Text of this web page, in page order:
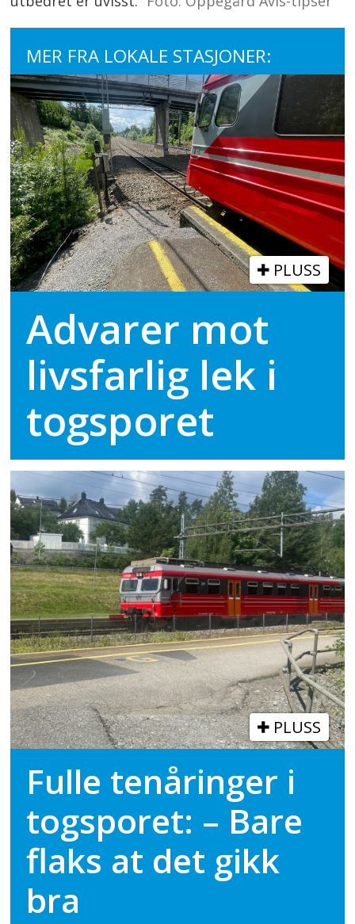
MER FRA LOKALE STASJONER:
PLUSS
Advarer mot
livsfarlig lek i
togsporet
PLUSS
Fulle tenåringer i
togsporet: – Bare
flaks at det gikk
bra